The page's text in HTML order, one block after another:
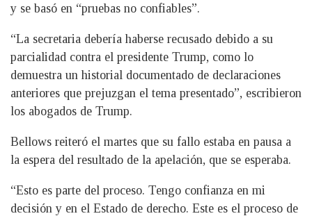
y se basó en “pruebas no confiables”.
“La secretaria debería haberse recusado debido a su
parcialidad contra el presidente Trump, como lo
demuestra un historial documentado de declaraciones
anteriores que prejuzgan el tema presentado”, escribieron
los abogados de Trump.
Bellows reiteró el martes que su fallo estaba en pausa a
la espera del resultado de la apelación, que se esperaba.
“Esto es parte del proceso. Tengo confianza en mi
decisión y en el Estado de derecho. Este es el proceso de